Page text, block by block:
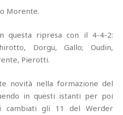
Morente.
questa ripresa con il 4-4-2:
Dorgu, Gallo; Oudin,
Pierotti.
novità nella formazione del
in questi istanti per poi
cambiati gli 11 del Werder